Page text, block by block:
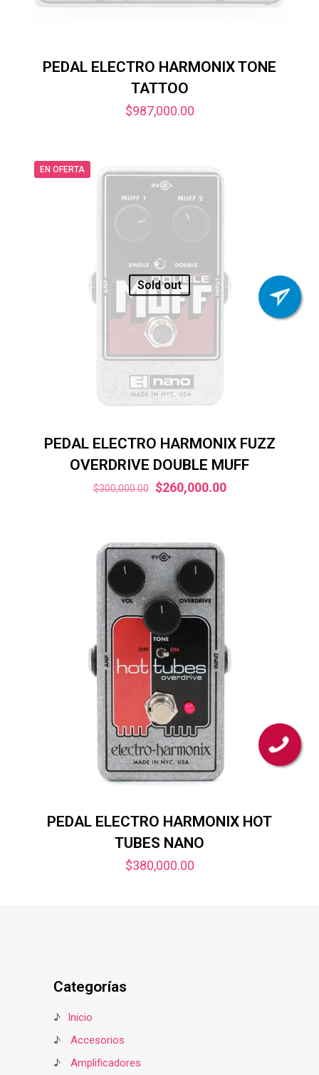
PEDAL ELECTRO HARMONIX TONE
TATTOO
$987,000.00
EN OFERTA
Sold out
PEDAL ELECTRO HARMONIX FUZZ
OVERDRIVE DOUBLE MUFF
$300,000.00
El
era:
$300,000.00.
$260,000.00El
PEDAL ELECTRO HARMONIX HOT
TUBES NANO
$380,000.00
Categorías
♪
Inicio
♪
Accesorios
♪
Amplificadores